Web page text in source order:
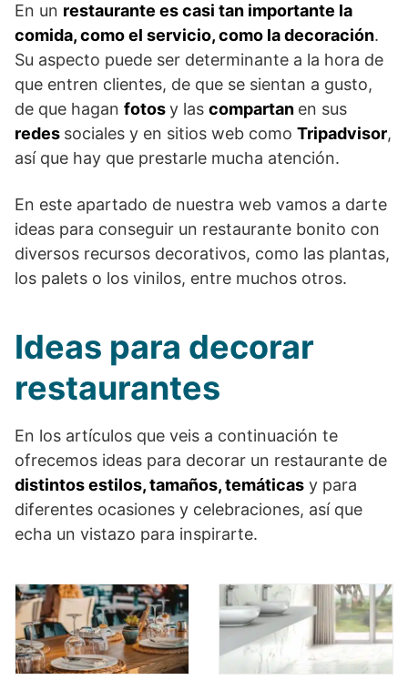
En un restaurante es casi tan importante la
comida, como el servicio, como la decoración.
Su aspecto puede ser determinante a la hora de
que entren clientes, de que se sientan a gusto,
de que hagan fotosy las compartan en sus
redes sociales y en sitios web como Tripadvisor,
así que hay que prestarle mucha atención.
En este apartado de nuestra web vamos a darte
ideas para conseguir un restaurante bonito con
diversos recursos decorativos, como las plantas,
los palets o los vinilos, entre muchos otros.
Ideas para decorar
restaurantes
En los artículos que veis a continuación te
ofrecemos ideas para decorar un restaurante de
distintos estilos, tamaños, temáticas y para
diferentes ocasiones y celebraciones, así que
echa un vistazo para inspirarte.